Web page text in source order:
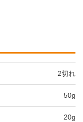
2切れ
50g
20g